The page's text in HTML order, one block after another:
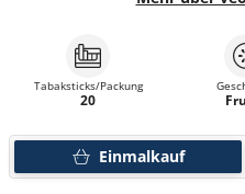
Einmalkauf
Tabaksticks/Packung
20